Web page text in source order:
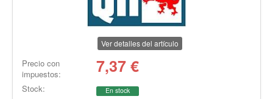
Ver detalles del artículo
Precio con
impuestos:
7,37€
Stock: En stock